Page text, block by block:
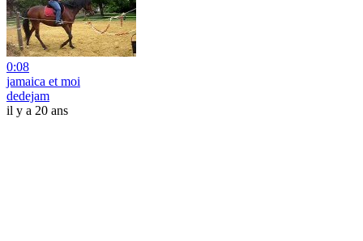
0:08
jamaica et moi
dedejam
il y a 20 ans